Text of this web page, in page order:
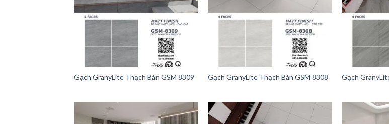
Gạch GranyLite Thạch Bàn GSM 8309 Gạch GranyLite Thạch Bàn GSM 8308 Gạch